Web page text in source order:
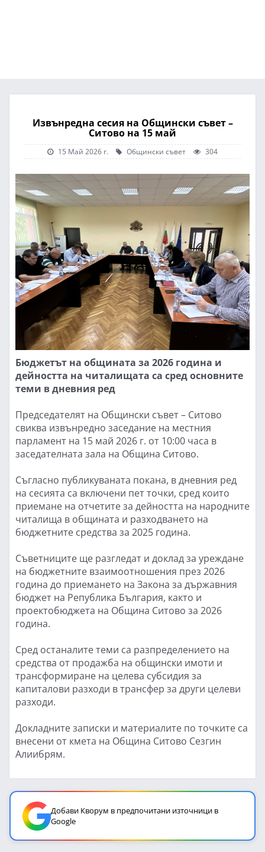
Извънредна сесия на Общински съвет –
Ситовo на 15 май
15 Май 2026 г. Общински съвет 304
Бюджетът на общината за 2026 година и
дейността на читалищата са сред основните
теми в дневния ред
Председателят на Общински съвет – Ситово
свиква извънредно заседание на местния
парламент на 15 май 2026 г. от 10:00 часа в
заседателната зала на Община Ситово.
Съгласно публикуваната покана, в дневния ред
на сесията са включени пет точки, сред които
приемане на отчетите за дейността на народните
читалища в общината и разходването на
бюджетните средства за 2025 година.
Съветниците ще разгледат и доклад за уреждане
на бюджетните взаимоотношения през 2026
година до приемането на Закона за държавния
бюджет на Република България, както и
проектобюджета на Община Ситово за 2026
година.
Сред останалите теми са разпределението на
средства от продажба на общински имоти и
трансформиране на целева субсидия за
капиталови разходи в трансфер за други целеви
разходи.
Докладните записки и материалите по точките са
внесени от кмета на Община Ситово Сезгин
Алиибрям.
Добави Кворум в предпочитани източници в
Google